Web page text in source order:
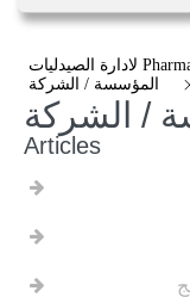
شرح برنامج فارما اب PharmaUp لادارة الصيدليات
المؤسسة / الشركة
Articles